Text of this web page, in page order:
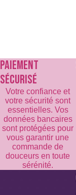
PAIEMENT
SÉCURISÉ
Votre confiance et
votre sécurité sont
essentielles. Vos
données bancaires
sont protégées pour
vous garantir une
commande de
douceurs en toute
sérénité.